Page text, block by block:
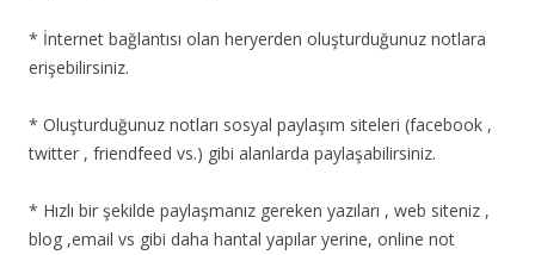
* İnternet bağlantısı olan heryerden oluşturduğunuz notlara
erişebilirsiniz.
* Oluşturduğunuz notları sosyal paylaşım siteleri (facebook ,
twitter , friendfeed vs.) gibi alanlarda paylaşabilirsiniz.
* Hızlı bir şekilde paylaşmanız gereken yazıları , web siteniz ,
blog ,email vs gibi daha hantal yapılar yerine, online not